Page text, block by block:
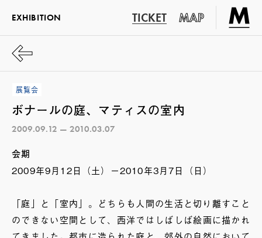
EXHIBITION TICKET MAP
展覧会
ボナールの庭、マティスの室内
2009.09.12 — 2010.03.07
会期
2009年9月12日（土）ー2010年3月7日（日）
「庭」と「室内」。どちらも人間の生活と切り離すこと
のできない空間として、西洋ではしばしば絵画に描かれ